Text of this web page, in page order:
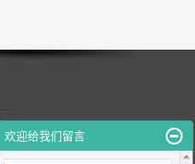
欢迎给我们留言